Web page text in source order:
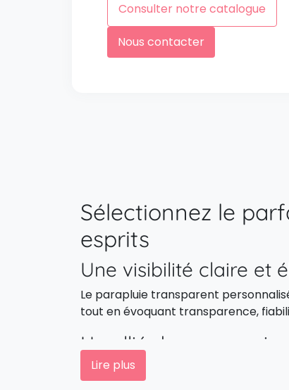
Consulter notre catalogue
Nous contacter
Sélectionnez le
esprits
Une visibilité claire et
Le parapluie transparent
tout en évoquant transparence,
Un allié de
Lors d’un salon, d’un festival ou
pratique et esthétique, il renforce
Lire plus